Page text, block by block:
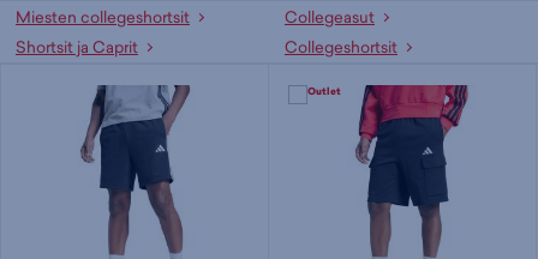
Miesten collegeshortsit
Collegeasut
Shortsit ja Caprit
Collegeshortsit